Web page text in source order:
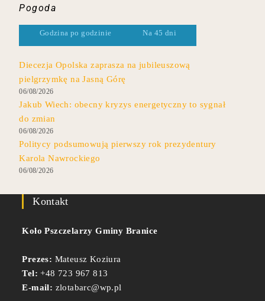
Pogoda
Godzina po godzinie Na 45 dni
Diecezja Opolska zaprasza na jubileuszową
pielgrzymkę na Jasną Górę
06/08/2026
Jakub Wiech: obecny kryzys energetyczny to sygnał
do zmian
06/08/2026
Politycy podsumowują pierwszy rok prezydentury
Karola Nawrockiego
06/08/2026
Kontakt
Koło Pszczelarzy Gminy Branice
Prezes: Mateusz Koziura
Tel: +48 723 967 813
E-mail: zlotabarc@wp.pl